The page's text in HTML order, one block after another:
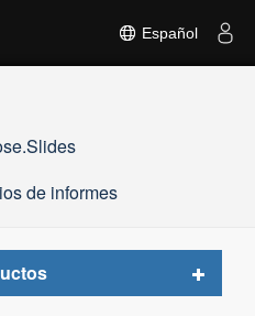
Español
de informes
Toggle